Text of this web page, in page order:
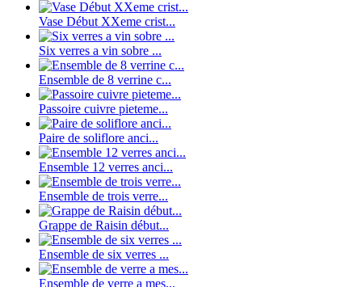
Vase Début XXeme crist...
Six verres a vin sobre ...
Ensemble de 8 verrine c...
Passoire cuivre pieteme...
Paire de soliflore anci...
Ensemble 12 verres anci...
Ensemble de trois verre...
Grappe de Raisin début...
Ensemble de six verres ...
Ensemble de verre a mes...